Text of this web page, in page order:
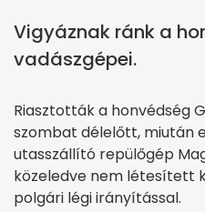
Vigyáznak ránk a
vadászgépei.
Riasztották a honvédség
szombat délelőtt, miután
utasszállító repülőgép
közeledve nem létesített
polgári légi irányítással.